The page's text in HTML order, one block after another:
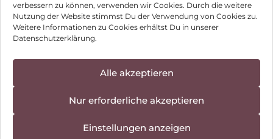
verbessern zu können, verwenden wir Cookies. Durch die weitere
Nutzung der Website stimmst Du der Verwendung von Cookies zu.
Weitere Informationen zu Cookies erhältst Du in unserer
Datenschutzerklärung.
Alle akzeptieren
Nur erforderliche akzeptieren
Einstellungen anzeigen
Impressum
Hinweis zur Batterieentsorgung